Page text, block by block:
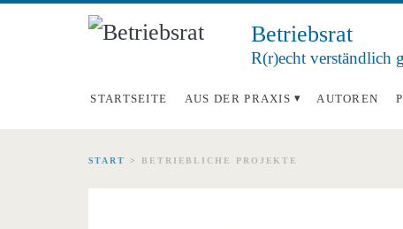
Betriebsrat
R(r)echt verständlich
STARTSEITE AUS DER PRAXIS AUTOREN
START > BETRIEBLICHE PROJEKTE